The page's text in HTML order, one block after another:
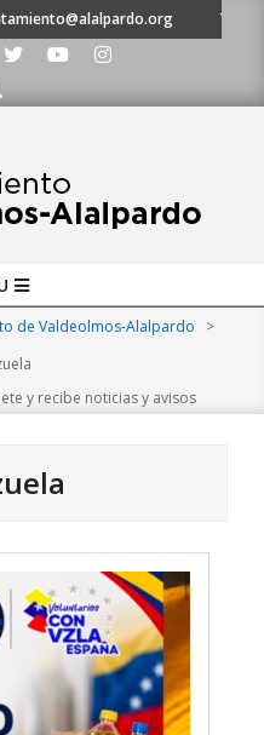
TE
de Valdeolmos-Alalpardo
>
y recibe noticias y avisos